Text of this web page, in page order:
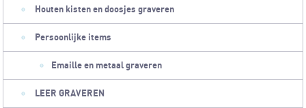
Houten kisten en doosjes graveren
Persoonlijke items
Emaille en metaal graveren
LEER GRAVEREN